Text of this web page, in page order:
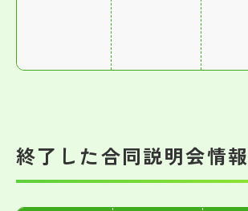
終了した合同説明会情報